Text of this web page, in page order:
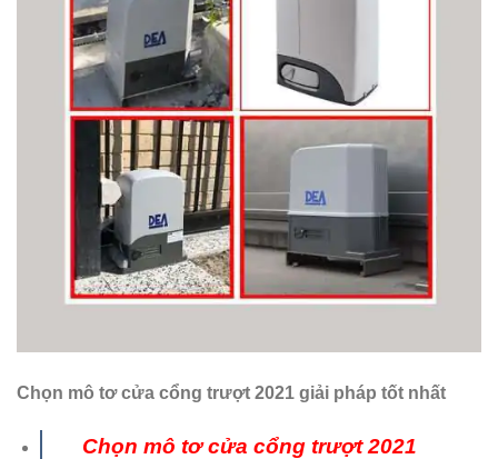
Chọn mô tơ cửa cổng trượt 2021 giải pháp tốt nhất
Chọn mô tơ cửa cổng trượt 2021